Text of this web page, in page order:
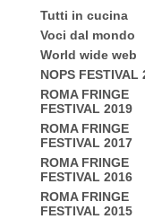
Tutti in cucina
Voci dal mondo
World wide web
NOPS FESTIVAL
ROMA FRINGE
FESTIVAL 2019
ROMA FRINGE
FESTIVAL 2017
ROMA FRINGE
FESTIVAL 2016
ROMA FRINGE
FESTIVAL 2015